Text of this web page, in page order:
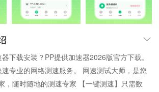
下载安装？PP提供加速器2026版官方下载。
专业的网络测速服务。 网速测试大师，是您
，随时随地的测速专家 【一键测速】只需数